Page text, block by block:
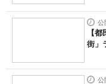
公
【
街」
公